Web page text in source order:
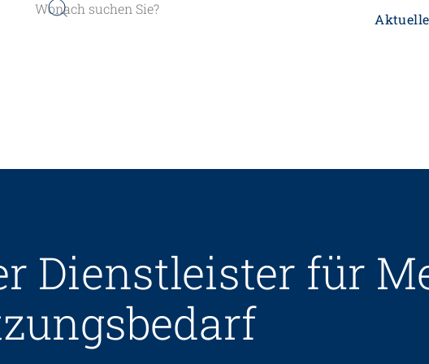
finden
Führung und Management
Kindheits- und Sozialpädagogik
Pflege und Betreuung
Gastronomie und Hauswirtschaft
Dienstleister für